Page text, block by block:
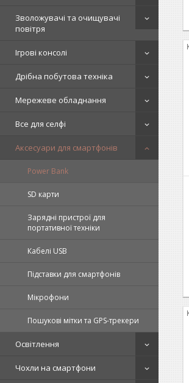
Зволожувачі та очищувачі
повітря
Ігрові консолі
Дрібна побутова техніка
Мережеве обладнання
Все для селфі
Аксесуари для смартфонів
Power Bank
SD карти
Зарядні пристрої для
портативної техніки
Кабелі USB
Підставки для смартфонів
Мікрофони
Пошукові мітки та GPS-трекери
Освітлення
Чохли на смартфони